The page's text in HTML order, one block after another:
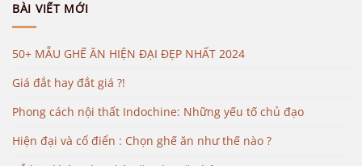
BÀI VIẾT MỚI
50+ MẪU GHẾ ĂN HIỆN ĐẠI ĐẸP NHẤT 2024
Giá đắt hay đắt giá ?!
Phong cách nội thất Indochine: Những yếu tố chủ đạo
Hiện đại và cổ điển : Chọn ghế ăn như thế nào ?